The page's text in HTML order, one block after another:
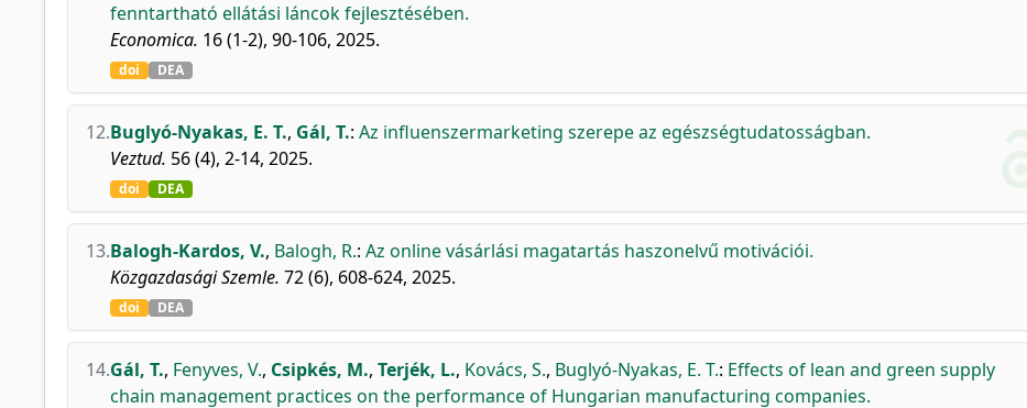
fenntartható ellátási láncok fejlesztésében.
Economica. 16 (1-2), 90-106, 2025.
doi DEA
12.Buglyó-Nyakas, E. T., Gál, T.: Az influenszermarketing szerepe az egészségtudatosságban.
Veztud. 56 (4), 2-14, 2025.
doi DEA
13.Balogh-Kardos, V., Balogh, R.: Az online vásárlási magatartás haszonelvű motivációi.
Közgazdasági Szemle. 72 (6), 608-624, 2025.
doi DEA
14.Gál, T., Fenyves, V., Csipkés, M., Terjék, L., Kovács, S., Buglyó-Nyakas, E. T.: Effects of lean and green supply
chain management practices on the performance of Hungarian manufacturing companies.